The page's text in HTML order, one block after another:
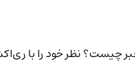
چیست؟نظر خود را با